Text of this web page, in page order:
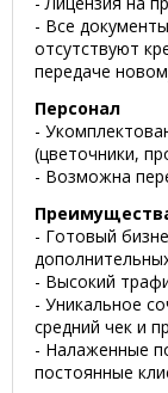
- Все
отсутствуют
передаче
Персонал
-
(цветочники,
- Возможна
- Готовый
- Высокий
- Уникальное
средний чек и
- Налаженные
постоянные